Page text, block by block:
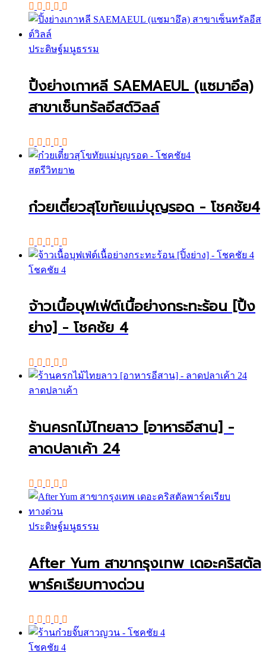
ประดิษฐ์มนูธรรม
ปิ้งย่างเกาหลี SAEMAEUL (แซมาอึล)
สาขาเซ็นทรัลอีสต์วิลล์
สตรีวิทยา๒
ก๋วยเตี๋ยวสุโขทัยแม่บุญรอด - โชคชัย4
โชคชัย 4
จ้าวเนื้อบุฟเฟ่ต์เนื้อย่างกระทะร้อน [ปิ้ง
ย่าง] - โชคชัย 4
ลาดปลาเค้า
ร้านครกไม้ไทยลาว [อาหารอีสาน] -
ลาดปลาเค้า 24
ประดิษฐ์มนูธรรม
After Yum สาขากรุงเทพ เดอะคริสตัล
พาร์คเรียบทางด่วน
โชคชัย 4